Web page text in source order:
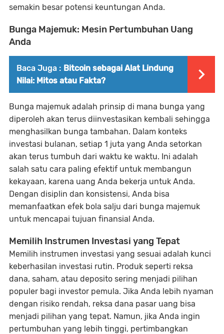
semakin besar potensi keuntungan Anda.
Bunga Majemuk: Mesin Pertumbuhan Uang
Anda
Baca Juga : Bitcoin sebagai Alat Lindung
Nilai: Mitos atau Fakta?
Bunga majemuk adalah prinsip di mana bunga yang
diperoleh akan terus diinvestasikan kembali sehingga
menghasilkan bunga tambahan. Dalam konteks
investasi bulanan, setiap 1 juta yang Anda setorkan
akan terus tumbuh dari waktu ke waktu. Ini adalah
salah satu cara paling efektif untuk membangun
kekayaan, karena uang Anda bekerja untuk Anda.
Dengan disiplin dan konsistensi, Anda bisa
memanfaatkan efek bola salju dari bunga majemuk
untuk mencapai tujuan finansial Anda.
Memilih Instrumen Investasi yang Tepat
Memilih instrumen investasi yang sesuai adalah kunci
keberhasilan investasi rutin. Produk seperti reksa
dana, saham, atau deposito sering menjadi pilihan
populer bagi investor pemula. Jika Anda lebih nyaman
dengan risiko rendah, reksa dana pasar uang bisa
menjadi pilihan yang tepat. Namun, jika Anda ingin
pertumbuhan yang lebih tinggi, pertimbangkan